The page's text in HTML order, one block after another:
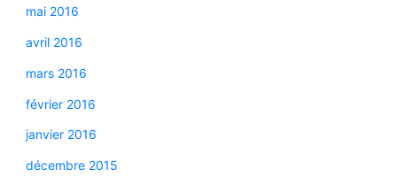
mai 2016
avril 2016
mars 2016
février 2016
janvier 2016
décembre 2015